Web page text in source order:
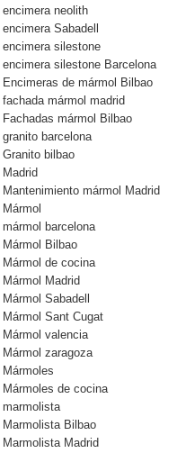
encimera neolith
encimera Sabadell
encimera silestone
encimera silestone Barcelona
Encimeras de mármol Bilbao
fachada mármol madrid
Fachadas mármol Bilbao
granito barcelona
Granito bilbao
Madrid
Mantenimiento mármol Madrid
Mármol
mármol barcelona
Mármol Bilbao
Mármol de cocina
Mármol Madrid
Mármol Sabadell
Mármol Sant Cugat
Mármol valencia
Mármol zaragoza
Mármoles
Mármoles de cocina
marmolista
Marmolista Bilbao
Marmolista Madrid